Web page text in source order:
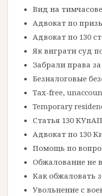
Вид на
Адвокат по
Адвокат по 130
Як виграти суд
Забрали права
Безналоговые
Tax-free,
Temporary
Статья 130
Адвокат по 130
Помощь по
Обжалование не
Как обжаловать
Увольнение с